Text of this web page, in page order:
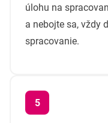
úlohu na
a nebojte sa, vždy
spracovanie.